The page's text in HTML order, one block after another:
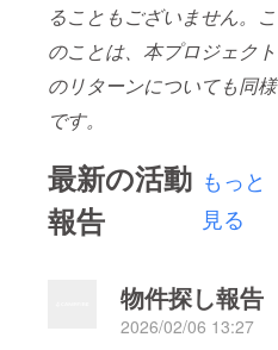
ることもございません。こ
のことは、本プロジェクト
のリターンについても同様
です。
最新の活動
報告
もっと
見る
物件探し報告
2026/02/06 13:27